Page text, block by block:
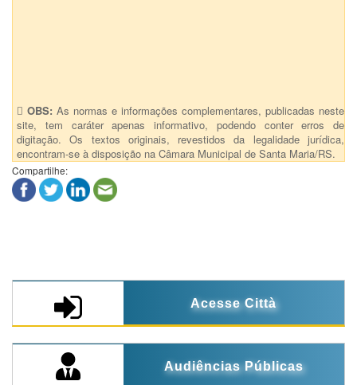
OBS: As normas e informações complementares, publicadas neste
site, tem caráter apenas informativo, podendo conter erros de
digitação. Os textos originais, revestidos da legalidade jurídica,
encontram-se à disposição na Câmara Municipal de Santa Maria/RS.
Compartilhe:
Acesse Città
Audiências Públicas